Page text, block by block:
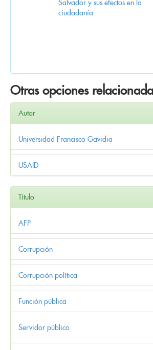
Salvador y sus efectos en la
ciudadanía
Otras opciones
Autor
Universidad Francisco Gavidia
USAID
Título
AFP
Corrupción
Corrupción política
Función pública
Servidor público